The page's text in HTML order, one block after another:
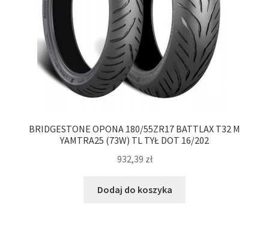
BRIDGESTONE OPONA 180/55ZR17 BATTLAX T32 M
YAMTRA25 (73W) TL TYŁ DOT 16/202
932,39 zł
Dodaj do koszyka